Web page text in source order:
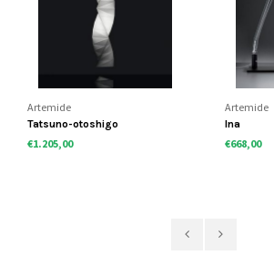
Artemide
Tatsuno-otoshigo
€1.205,00
Artemide
Ina
€668,00